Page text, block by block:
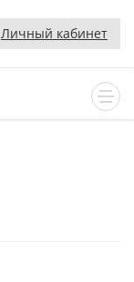
Личный кабинет